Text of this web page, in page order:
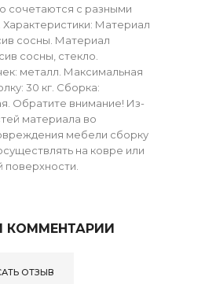
сочетаются с разными
Материал
сосны. Материал
сосны, стекло.
металл. Максимальная
30 кг. Сборка:
Обратите внимание! Из-
материала во
мебели сборку
на ковре или
поверхности.
КОММЕНТАРИИ
ОТЗЫВ